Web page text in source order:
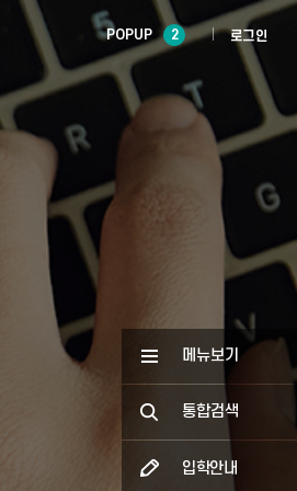
POPUP 2 로그인
메뉴보기
통합검색
입학안내